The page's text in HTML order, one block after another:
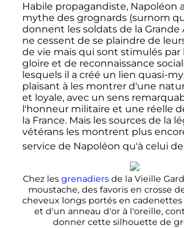
Habile propagandiste, Napoléon
mythe des grognards (surnom
donnent les soldats de la Grande
ne cessent de se plaindre de
de vie mais qui sont stimulés
gloire et de reconnaissance
lesquels il a créé un lien quasi-
plaisant à les montrer d'une
et loyale, avec un sens
l'honneur militaire et une réelle
la France. Mais les sources de la
vétérans les montrent plus
service de Napoléon qu'à celui
Chez les grenadiers de la Vieille
moustache, des favoris en crosse
cheveux longs portés en cadenettes
et d'un anneau d'or à l'oreille,
donner cette silhouette de